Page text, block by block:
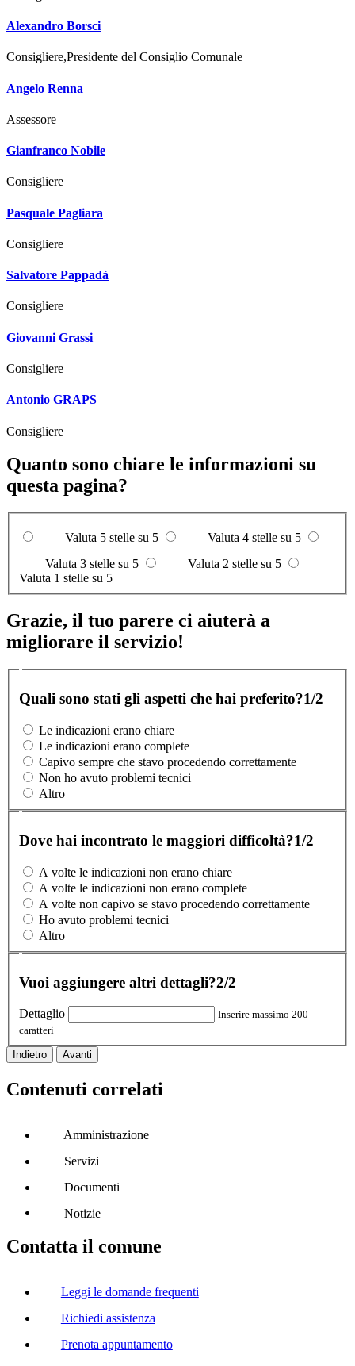
Alexandro Borsci
Consigliere,Presidente del Consiglio Comunale
Angelo Renna
Assessore
Gianfranco Nobile
Consigliere
Pasquale Pagliara
Consigliere
Salvatore Pappadà
Consigliere
Giovanni Grassi
Consigliere
Antonio GRAPS
Consigliere
Quanto sono chiare le informazioni su
questa pagina?
Valuta 5 stelle su 5
Valuta 4 stelle su 5
Valuta 3 stelle su 5
Valuta 2 stelle su 5
Valuta 1 stelle su 5
Grazie, il tuo parere ci aiuterà a
migliorare il servizio!
Quali sono stati gli aspetti che hai preferito?1/2
Le indicazioni erano chiare
Le indicazioni erano complete
Capivo sempre che stavo procedendo correttamente
Non ho avuto problemi tecnici
Altro
Dove hai incontrato le maggiori difficoltà?1/2
A volte le indicazioni non erano chiare
A volte le indicazioni non erano complete
A volte non capivo se stavo procedendo correttamente
Ho avuto problemi tecnici
Altro
Vuoi aggiungere altri dettagli?2/2
Dettaglio
Inserire massimo 200
caratteri
Indietro Avanti
Contenuti correlati
Amministrazione
Servizi
Documenti
Notizie
Contatta il comune
Leggi le domande frequenti
Richiedi assistenza
Prenota appuntamento